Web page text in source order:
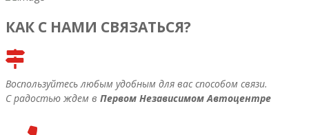
КАК С НАМИ СВЯЗАТЬСЯ?
Воспользуйтесь любым удобным для вас способом связи.
С радостью ждем в Первом Независимом Автоцентре